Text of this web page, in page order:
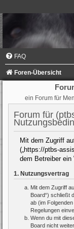
FAQ
Foren-Übersicht
ein Forum für
Forum für
Mit dem Zugriff
(„https://ptbs-
dem Betreiber ein
1. Nutzungsvertrag
Mit dem Zugriff
Board“) schließt
ab (im
Regelungen
Wenn du mit
Board nicht